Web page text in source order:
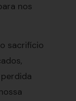
nos
sacrifício